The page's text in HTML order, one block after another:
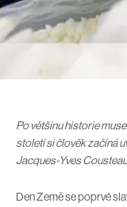
Po většinu historie
století si člověk začíná
Jacques-Yves
Den Země se poprvé